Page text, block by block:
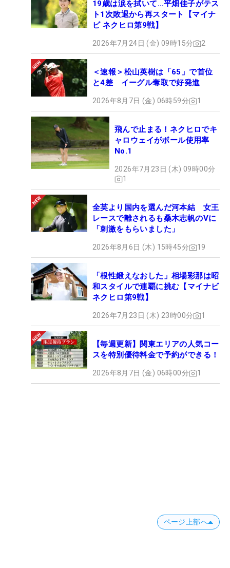
19歳は涙を拭いて…平畑佳子がテス
ト1次敗退から再スタート【マイナ
ビ ネクヒロ第9戦】
2026年7月24日 (金) 09時15分 2
＜速報＞松山英樹は「65」で首位
と4差 イーグル奪取で好発進
2026年8月7日 (金) 06時59分 1
飛んで止まる！ネクヒロでキ
ャロウェイがボール使用率
No.1
2026年7月23日 (木) 09時00分
1
全英より国内を選んだ河本結 女王
レースで離されるも桑木志帆のVに
「刺激をもらいました」
2026年8月6日 (木) 15時45分 19
「根性鍛えなおした」相場彩那は昭
和スタイルで連覇に挑む【マイナビ
ネクヒロ第9戦】
2026年7月23日 (木) 23時00分 1
【毎週更新】関東エリアの人気コー
スを特別優待料金で予約ができる！
2026年8月7日 (金) 06時00分 1
ページ上部へ